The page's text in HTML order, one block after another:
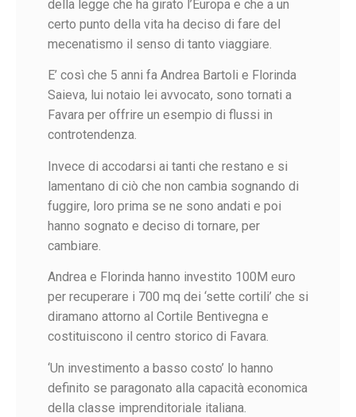
della legge che ha girato l’Europa e che a un
certo punto della vita ha deciso di fare del
mecenatismo il senso di tanto viaggiare.
E’ così che 5 anni fa Andrea Bartoli e Florinda
Saieva, lui notaio lei avvocato, sono tornati a
Favara per offrire un esempio di flussi in
controtendenza.
Invece di accodarsi ai tanti che restano e si
lamentano di ciò che non cambia sognando di
fuggire, loro prima se ne sono andati e poi
hanno sognato e deciso di tornare, per
cambiare.
Andrea e Florinda hanno investito 100M euro
per recuperare i 700 mq dei ‘sette cortili’ che si
diramano attorno al Cortile Bentivegna e
costituiscono il centro storico di Favara.
‘Un investimento a basso costo’ lo hanno
definito se paragonato alla capacità economica
della classe imprenditoriale italiana.